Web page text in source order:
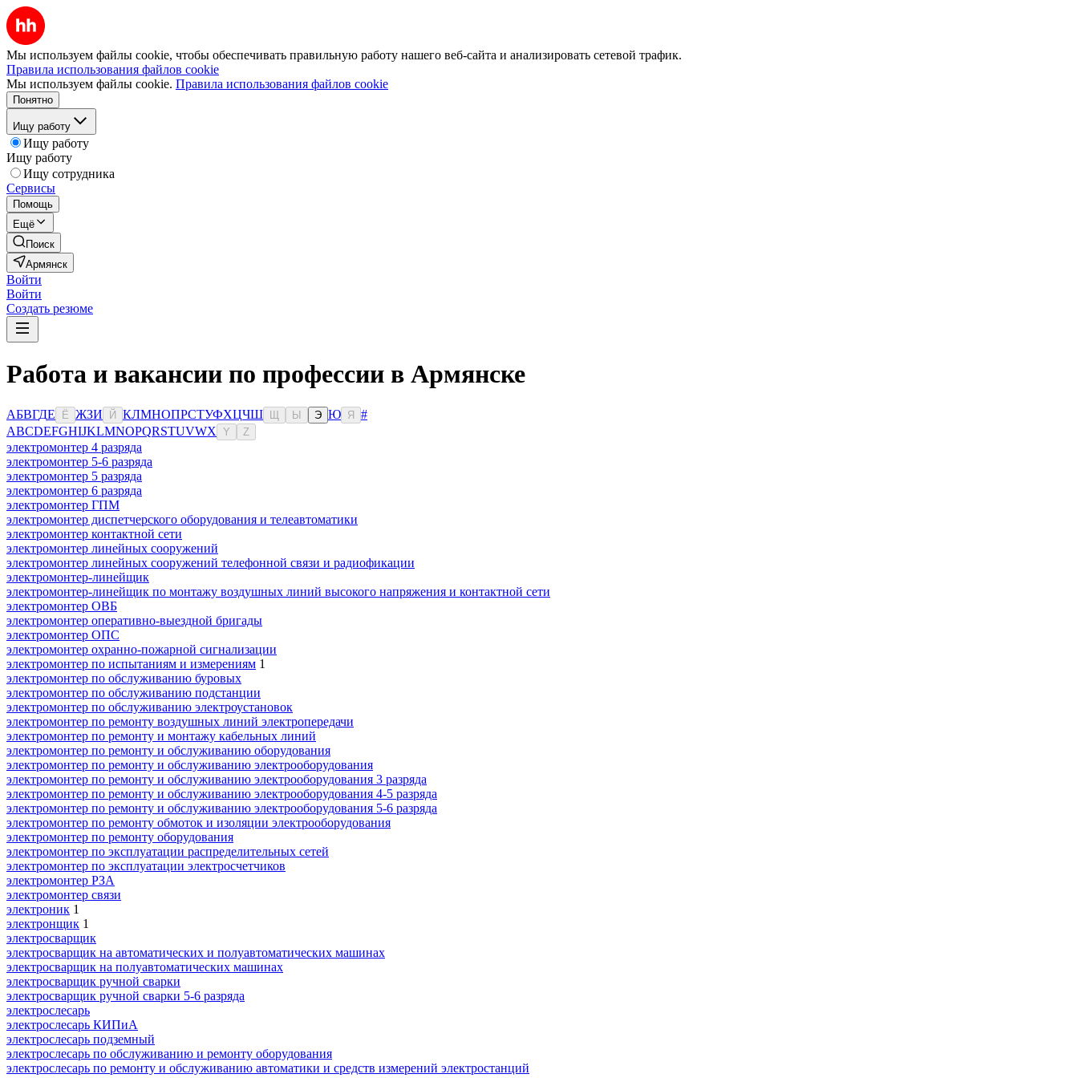
Мы используем файлы cookie, чтобы обеспечивать правильную работу нашего веб-сайта и анализировать сетевой трафик.
Правила использования файлов cookie
Мы используем файлы cookie. Правила использования файлов cookie
Понятно
Ищу работу
Ищу работу
Ищу работу
Ищу сотрудника
Сервисы
Помощь
Ещё
Поиск
Армянск
Войти
Войти
Создать резюме
Работа и вакансии по профессии в Армянске
АБВГДЕ Ё ЖЗИ Й КЛМНОПРСТУФХЦЧШ Ы Э Ю Я
#
ABCDEFGHIJKLMNOPQRSTUVWX Y Z
электромонтер 4 разряда
электромонтер 5-6 разряда
электромонтер 5 разряда
электромонтер 6 разряда
электромонтер ГПМ
электромонтер диспетчерского оборудования и телеавтоматики
электромонтер контактной сети
электромонтер линейных сооружений
электромонтер линейных сооружений телефонной связи и радиофикации
электромонтер-линейщик
электромонтер-линейщик по монтажу воздушных линий высокого напряжения и контактной сети
электромонтер ОВБ
электромонтер оперативно-выездной бригады
электромонтер ОПС
электромонтер охранно-пожарной сигнализации
электромонтер по испытаниям и измерениям 1
электромонтер по обслуживанию буровых
электромонтер по обслуживанию подстанции
электромонтер по обслуживанию электроустановок
электромонтер по ремонту воздушных линий электропередачи
электромонтер по ремонту и монтажу кабельных линий
электромонтер по ремонту и обслуживанию оборудования
электромонтер по ремонту и обслуживанию электрооборудования
электромонтер по ремонту и обслуживанию электрооборудования 3 разряда
электромонтер по ремонту и обслуживанию электрооборудования 4-5 разряда
электромонтер по ремонту и обслуживанию электрооборудования 5-6 разряда
электромонтер по ремонту обмоток и изоляции электрооборудования
электромонтер по ремонту оборудования
электромонтер по эксплуатации распределительных сетей
электромонтер по эксплуатации электросчетчиков
электромонтер РЗА
электромонтер связи
электроник 1
электронщик 1
электросварщик
электросварщик на автоматических и полуавтоматических машинах
электросварщик на полуавтоматических машинах
электросварщик ручной сварки
электросварщик ручной сварки 5-6 разряда
электрослесарь
электрослесарь КИПиА
электрослесарь подземный
электрослесарь по обслуживанию и ремонту оборудования
электрослесарь по ремонту и обслуживанию автоматики и средств измерений электростанций